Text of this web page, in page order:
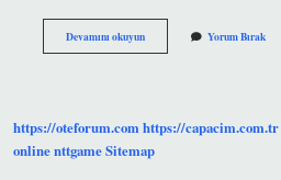
Devamını okuyunDışkıda
Parazit
Yorum Bırak
https://oteforum.comhttps://capacim.com.tr
onlinenttgameSitemap